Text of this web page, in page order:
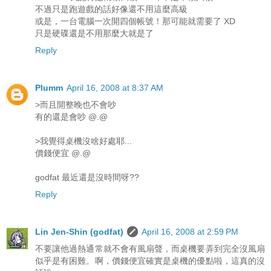
不過只是跑遊戲的話好像還不用這麼高級
或是，一台電腦一次開四個帳號！那可能就需要了 XD
只是硬碟還是不用那麼大就是了
Reply
Plumm April 16, 2008 at 8:37 AM
>而且開整晚也不會吵
有的還是會吵 @.@
>我覺得桌機沒啥好處耶...
價錢便宜 @.@
godfat 最近還是沒時間呀??
Reply
Lin Jen-Shin (godfat)
April 16, 2008 at 2:59 PM
不要讓他過熱通常就不會有風扇聲，而桌機要弄到完全沒風扇
似乎是有困難。啊，價錢便宜確實是桌機的優點啦，這真的沒